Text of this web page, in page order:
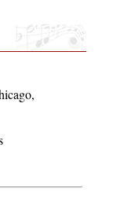
– 2026.
"New